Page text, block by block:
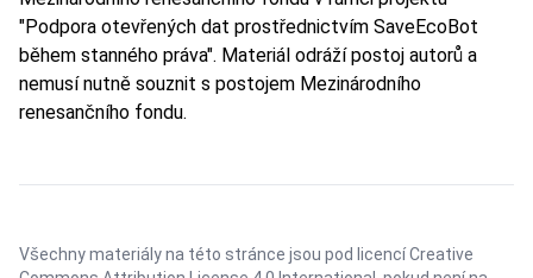
"Podpora otevřených dat prostřednictvím SaveEcoBot
během stanného práva". Materiál odráží postoj autorů a
nemusí nutně souznit s postojem Mezinárodního
renesančního fondu.
Všechny materiály na této stránce jsou pod licencíCreative